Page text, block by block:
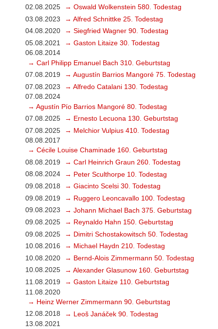
02.08.2025
→ Oswald Wolkenstein 580. Todestag
03.08.2023
→ Alfred Schnittke 25. Todestag
04.08.2020
→ Siegfried Wagner 90. Todestag
05.08.2021
→ Gaston Litaize 30. Todestag
06.08.2014
→ Carl Philipp Emanuel Bach 310. Geburtstag
07.08.2019
→ Augustín Barrios Mangoré 75. Todestag
07.08.2023
→ Alfredo Catalani 130. Todestag
07.08.2024
→ Agustín Pío Barrios Mangoré 80. Todestag
07.08.2025
→ Ernesto Lecuona 130. Geburtstag
07.08.2025
→ Melchior Vulpius 410. Todestag
08.08.2017
→ Cécile Louise Chaminade 160. Geburtstag
08.08.2019
→ Carl Heinrich Graun 260. Todestag
08.08.2024
→ Peter Sculthorpe 10. Todestag
09.08.2018
→ Giacinto Scelsi 30. Todestag
09.08.2019
→ Ruggero Leoncavallo 100. Todestag
09.08.2023
→ Johann Michael Bach 375. Geburtstag
09.08.2025
→ Reynaldo Hahn 150. Geburtstag
09.08.2025
→ Dimitri Schostakowitsch 50. Todestag
10.08.2016
→ Michael Haydn 210. Todestag
10.08.2020
→ Bernd-Alois Zimmermann 50. Todestag
10.08.2025
→ Alexander Glasunow 160. Geburtstag
11.08.2019
→ Gaston Litaize 110. Geburtstag
11.08.2020
→ Heinz Werner Zimmermann 90. Geburtstag
12.08.2018
→ Leoš Janáček 90. Todestag
13.08.2021